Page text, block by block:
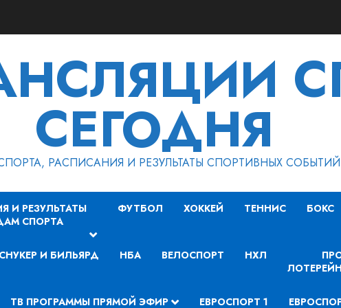
СЕГОДНЯ
РАСПИСАНИЯ И РЕЗУЛЬТАТЫ СПОРТИВНЫХ
И РЕЗУЛЬТАТЫ
СПОРТА
ФУТБОЛ ХОККЕЙ ТЕННИС БОКС
СНУКЕР И БИЛЬЯРД НБА ВЕЛОСПОРТ НХЛ
ТВ ПРОГРАММЫ ПРЯМОЙ ЭФИР ЕВРОСПОРТ 1